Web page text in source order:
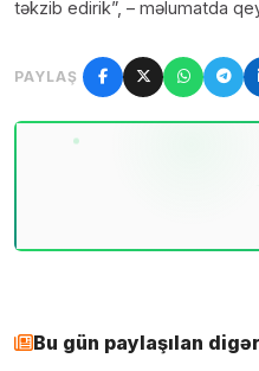
təkzib edirik”, – məlumatda
PAYLAŞ
Bu gün paylaşılan